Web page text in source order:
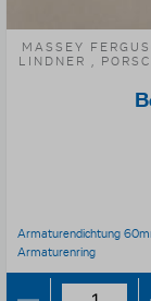
MASSEY
LINDNER ,
Armaturendichtung
Armaturenring